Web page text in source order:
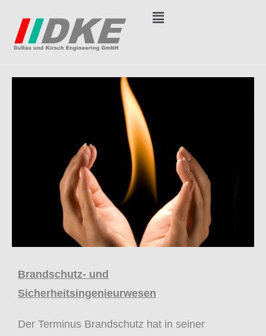
Brandschutz- und
Sicherheitsingenieurwesen
Der Terminus Brandschutz hat in seiner